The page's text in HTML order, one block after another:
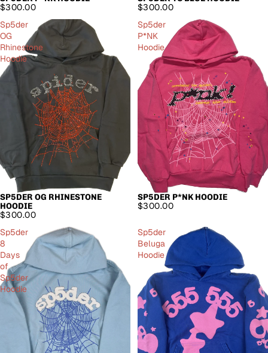
$300.00
$300.00
Sp5der
OG
Rhinestone
Hoodie
SP5DER OG RHINESTONE
HOODIE
$300.00
Sp5der
P*NK
Hoodie
SP5DER P*NK HOODIE
$300.00
Sp5der
8
Days
of
Sp5der
Hoodie
Sp5der
Beluga
Hoodie